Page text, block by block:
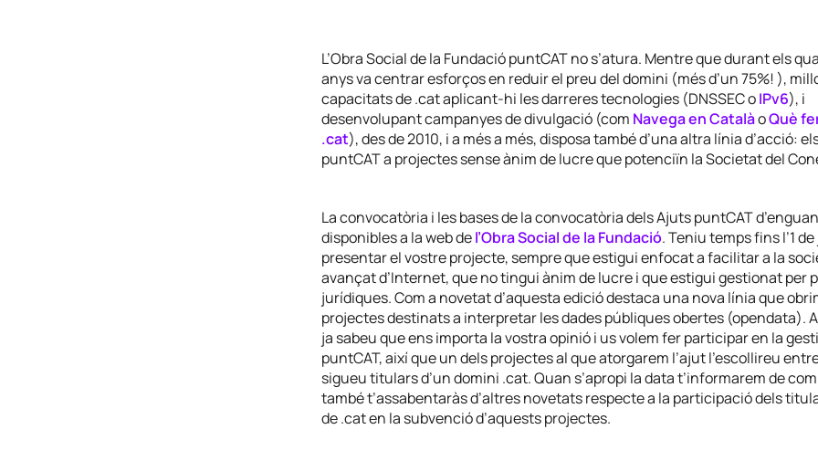
L’Obra Social de la Fundació puntCAT no s’atura. Mentre que durant els
anys va centrar esforços en reduir el preu del domini (més d’un 75%! ),
capacitats de .cat aplicant-hi les darreres tecnologies (DNSSEC oIPv6), i
desenvolupant campanyes de divulgació (com Navega en CatalàoQuè
.cat), des de 2010, i a més a més, disposa també d’una altra línia d’acció:
puntCAT a projectes sense ànim de lucre que potenciïn la Societat del
La convocatòria i les bases de la convocatòria dels Ajuts puntCAT
disponibles a la web del’Obra Social de la Fundació. Teniu temps fins l’1
presentar el vostre projecte, sempre que estigui enfocat a facilitar a la
avançat d’Internet, que no tingui ànim de lucre i que estigui gestionat per
jurídiques. Com a novetat d’aquesta edició destaca una nova línia que
projectes destinats a interpretar les dades públiques obertes (opendata).
ja sabeu que ens importa la vostra opinió i us volem fer participar en la
puntCAT, així que un dels projectes al que atorgarem l’ajut l’escollireu
sigueu titulars d’un domini .cat. Quan s’apropi la data t’informarem de
també t’assabentaràs d’altres novetats respecte a la participació dels
de .cat en la subvenció d’aquests projectes.